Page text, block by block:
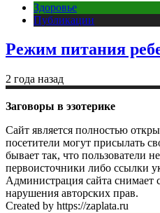
Здоровье
Публикации
Режим питания
2 года назад
Заговоры в эзотерике
Сайт является полностью
посетители могут присылать
бывает так, что пользователи
первоисточники либо ссылки
Администрация сайта снимает
нарушения авторских прав.
Created by https://zaplata.ru